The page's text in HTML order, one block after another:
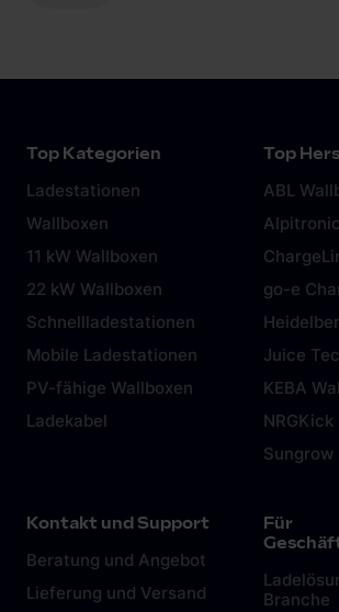
Top Kategorien
Ladestationen
Wallboxen
11 kW Wallboxen
22 kW Wallboxen
Schnellladestationen
Mobile Ladestationen
PV-fähige Wallboxen
Ladekabel
Top
ABL
Alpitronic
go-e
Juice
KEBA
NRGKick
Sungrow
Kontakt und Support
Beratung und Angebot
Lieferung und Versand
Für
Branche